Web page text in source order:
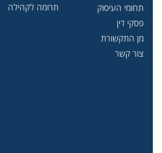
תחומי העיסוק
פסקי דין
מן התקשורת
צור קשר
תרומה לקהילה